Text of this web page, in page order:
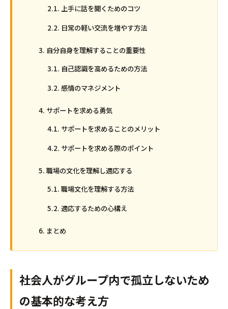
上手に話を聞くためのコツ
日常の軽い交流を増やす方法
自分自身を理解することの重要性
自己認識を高めるための方法
感情のマネジメント
サポートを求める勇気
サポートを求めることのメリット
サポートを求める際のポイント
職場の文化を理解し適応する
職場文化を理解する方法
適応するための心構え
まとめ
社会人がグループ内で孤立しないため
の基本的な考え方